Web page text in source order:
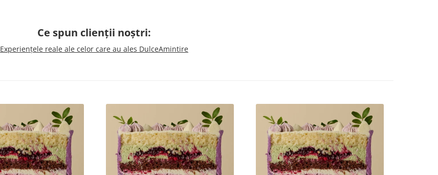
Ce spun clienții noștri:
Experiențele reale ale celor care au ales DulceAmintire